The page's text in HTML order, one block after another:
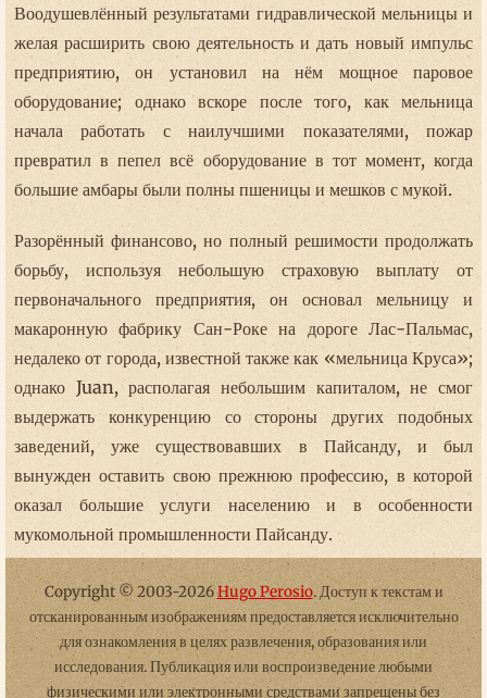
Воодушевлённый результатами гидравлической мельницы и
желая расширить свою деятельность и дать новый импульс
предприятию, он установил на нём мощное паровое
оборудование; однако вскоре после того, как мельница
начала работать с наилучшими показателями, пожар
превратил в пепел всё оборудование в тот момент, когда
большие амбары были полны пшеницы и мешков с мукой.
Разорённый финансово, но полный решимости продолжать
борьбу, используя небольшую страховую выплату от
первоначального предприятия, он основал мельницу и
макаронную фабрику Сан-Роке на дороге Лас-Пальмас,
недалеко от города, известной также как «мельница Круса»;
однако Juan, располагая небольшим капиталом, не смог
выдержать конкуренцию со стороны других подобных
заведений, уже существовавших в Пайсанду, и был
вынужден оставить свою прежнюю профессию, в которой
оказал большие услуги населению и в особенности
мукомольной промышленности Пайсанду.
Copyright © 2003-2026Hugo Perosio. Доступ к текстам и
отсканированным изображениям предоставляется исключительно
для ознакомления в целях развлечения, образования или
исследования. Публикация или воспроизведение любыми
физическими или электронными средствами запрещены без